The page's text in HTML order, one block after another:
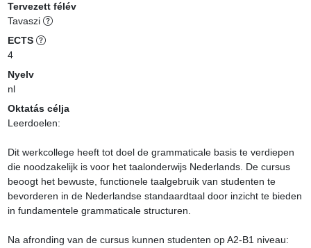
Tervezett félév
Tavaszi
ECTS
4
Nyelv
nl
Oktatás célja
Leerdoelen:
Dit werkcollege heeft tot doel de grammaticale basis te verdiepen
die noodzakelijk is voor het taalonderwijs Nederlands. De cursus
beoogt het bewuste, functionele taalgebruik van studenten te
bevorderen in de Nederlandse standaardtaal door inzicht te bieden
in fundamentele grammaticale structuren.
Na afronding van de cursus kunnen studenten op A2-B1 niveau: